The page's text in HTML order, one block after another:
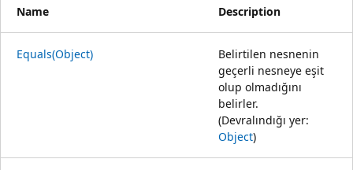
Name Description
Equals(Object)
Belirtilen nesnenin
geçerli nesneye eşit
olup olmadığını
belirler.
(Devralındığı yer:
Object)